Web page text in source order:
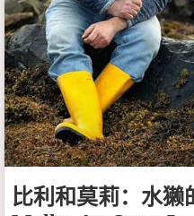
比利和莫莉：水